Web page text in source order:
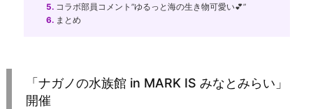
5.コラボ部員コメント”ゆるっと海の生き物可愛い💕”
6.まとめ
「ナガノの水族館 in MARK IS みなとみらい」
開催